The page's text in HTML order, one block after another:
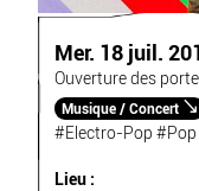
Mer. 18 juil.
Ouverture des
Musique / Concert
#Electro-Pop #Pop
Lieu :